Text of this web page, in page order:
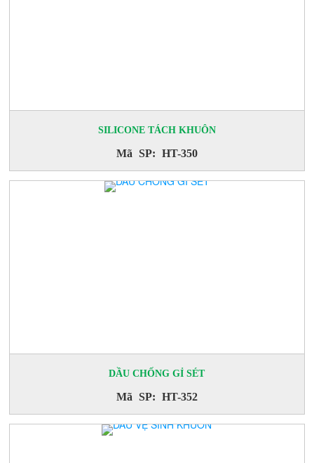
SILICONE TÁCH KHUÔN
Mã SP: HT-350
DẦU CHỐNG GỈ SÉT
Mã SP: HT-352